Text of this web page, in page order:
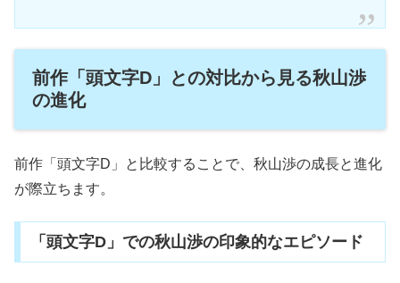
前作「頭文字D」との対比から見る秋山渉
の進化
前作「頭文字D」と比較することで、秋山渉の成長と進化
が際立ちます。
「頭文字D」での秋山渉の印象的なエピソード